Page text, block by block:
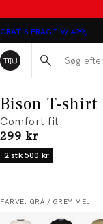
GRATIS FRAGT V/ 499,-
Søg her...
Bison T-shirt
Comfort fit
I alt (inkl. rabat)
299 kr
2 stk 500 kr
FARVE: GRÅ / GREY MEL